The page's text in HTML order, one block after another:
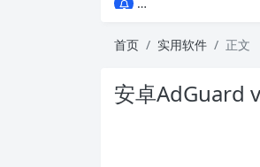
首页 实用软件 正文
安卓AdGuard